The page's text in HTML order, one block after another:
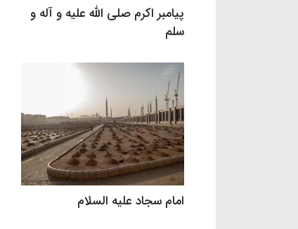
پیامبر اکرم صلی الله علیه و آله و
سلم
امام سجاد علیه السلام